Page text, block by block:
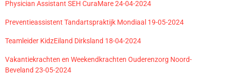
Physician Assistant SEH CuraMare 24-04-2024
Preventieassistent Tandartspraktijk Mondiaal 19-05-2024
Teamleider KidzEiland Dirksland 18-04-2024
Vakantiekrachten en Weekendkrachten Ouderenzorg Noord-
Beveland 23-05-2024